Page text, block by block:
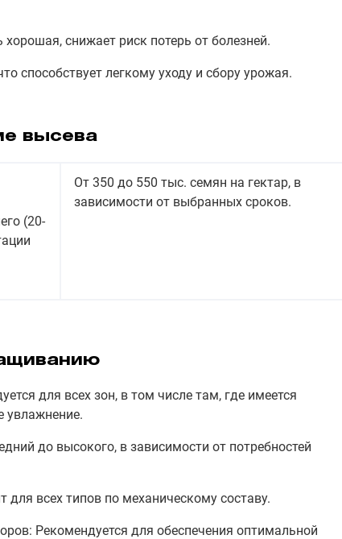
снижает риск потерь от болезней.
способствует легкому уходу и сбору урожая.
высева
(20-
От 350 до 550 тыс. семян на гектар, в
зависимости от выбранных сроков.
для всех зон, в том числе там, где имеется
увлажнение.
до высокого, в зависимости от потребностей
всех типов по механическому составу.
Рекомендуется для обеспечения оптимальной